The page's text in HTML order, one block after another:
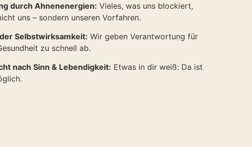
durch Ahnenenergien: Vieles, was uns blockiert,
uns – sondern unseren Vorfahren.
Selbstwirksamkeit: Wir geben Verantwortung für
zu schnell ab.
nach Sinn & Lebendigkeit: Etwas in dir weiß: Da ist